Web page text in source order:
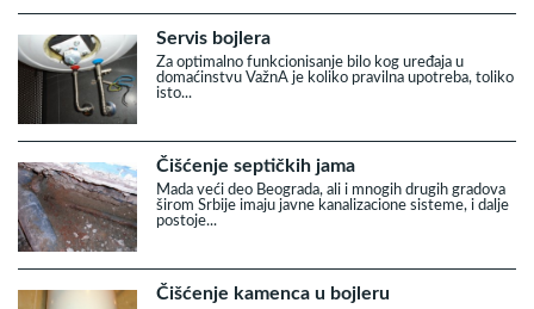
Servis bojlera
Za optimalno funkcionisanje bilo kog uređaja u
domaćinstvu VažnA je koliko pravilna upotreba, toliko
isto...
Čišćenje septičkih jama
Mada veći deo Beograda, ali i mnogih drugih gradova
širom Srbije imaju javne kanalizacione sisteme, i dalje
postoje...
Čišćenje kamenca u bojleru